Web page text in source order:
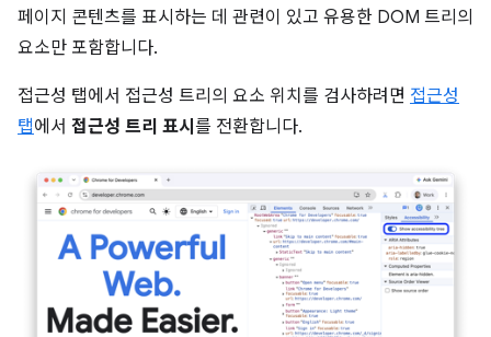
페이지 콘텐츠를 표시하는 데 관련이 있고 유용한 DOM 트리의
요소만 포함합니다.
접근성 탭에서 접근성 트리의 요소 위치를 검사하려면 접근성
탭에서 접근성 트리 표시 를 전환합니다.